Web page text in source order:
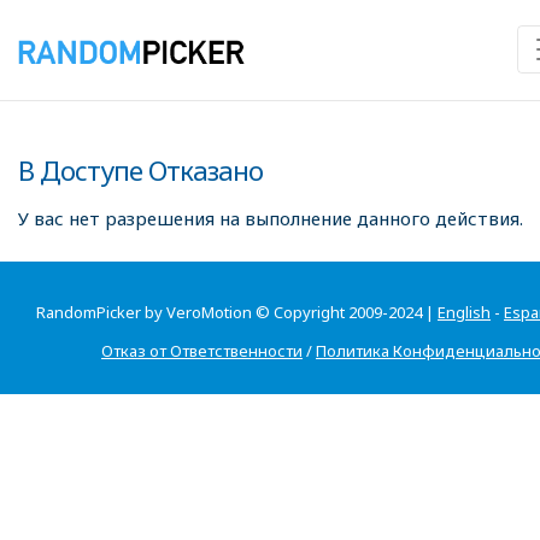
В Доступе Отказано
У вас нет разрешения на выполнение данного действия.
RandomPicker by VeroMotion © Copyright 2009-2024 | English -
Отказ от Ответственности /Политика